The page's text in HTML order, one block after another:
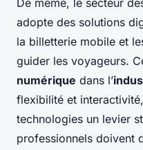
De même, le secteur
adopte des solutions
la billetterie mobile et
guider les voyageurs.
numérique dans l’
flexibilité et
technologies un levier
professionnels doivent